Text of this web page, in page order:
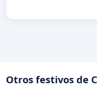
Otros festivos de